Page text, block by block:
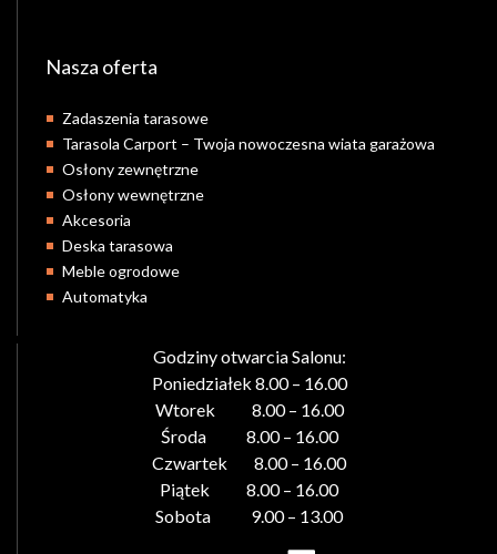
Nasza oferta
Zadaszenia tarasowe
Tarasola Carport – Twoja nowoczesna wiata garażowa
Osłony zewnętrzne
Osłony wewnętrzne
Akcesoria
Deska tarasowa
Meble ogrodowe
Automatyka
Godziny otwarcia Salonu:
Poniedziałek 8.00 – 16.00
Wtorek 8.00 – 16.00
Środa 8.00 – 16.00
Czwartek 8.00 – 16.00
Piątek 8.00 – 16.00
Sobota 9.00 – 13.00